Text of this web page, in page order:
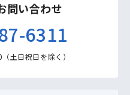
問い合わせ
6311
土日祝日を除く）